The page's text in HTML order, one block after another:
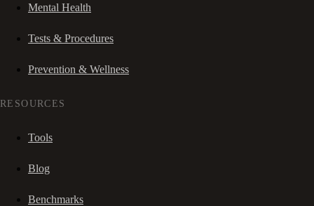
Mental Health
Tests & Procedures
Prevention & Wellness
RESOURCES
Tools
Blog
Benchmarks